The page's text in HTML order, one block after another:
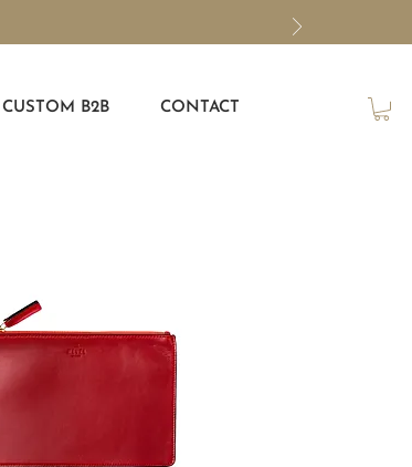
CUSTOM B2B CONTACT